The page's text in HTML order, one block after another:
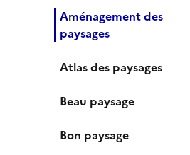
Aménagement des
paysages
Atlas des paysages
Beau paysage
Bon paysage